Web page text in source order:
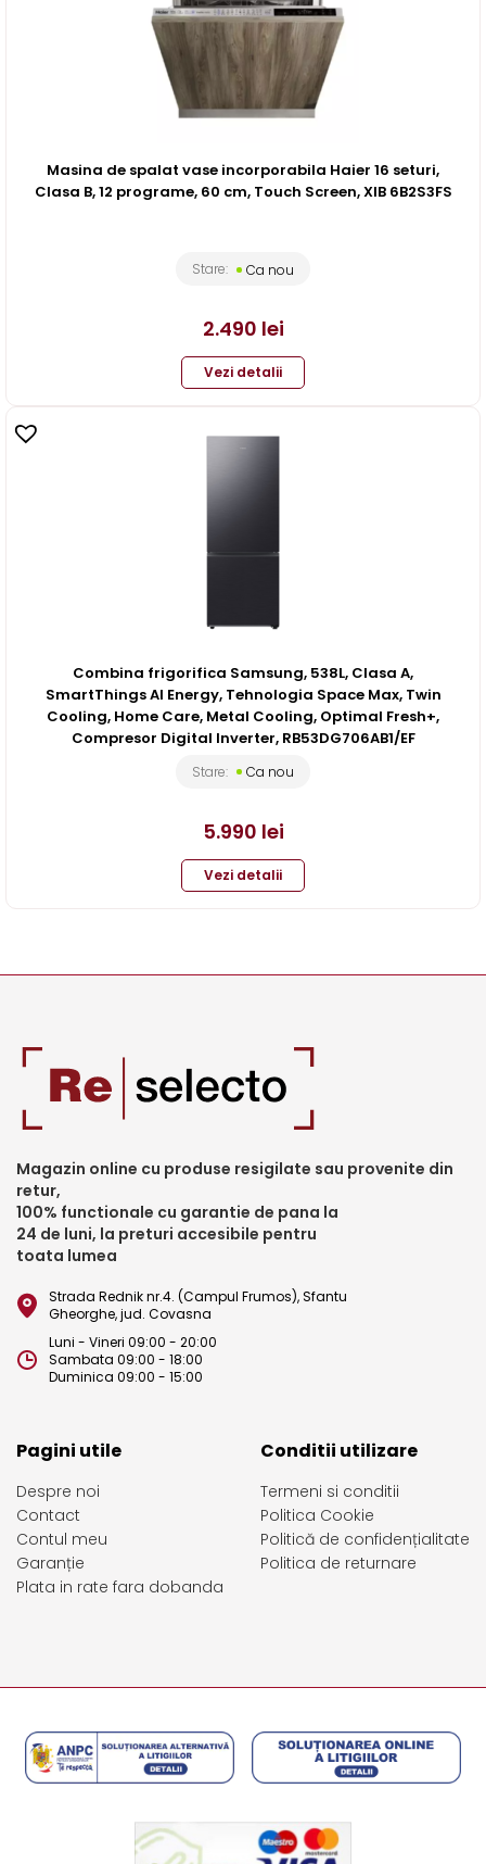
Masina de spalat vase incorporabila Haier 16 seturi,
Clasa B, 12 programe, 60 cm, Touch Screen, XIB 6B2S3FS
Stare: Ca nou
2.490 lei
Vezi detalii
Combina frigorifica Samsung, 538L, Clasa A,
SmartThings AI Energy, Tehnologia Space Max, Twin
Cooling, Home Care, Metal Cooling, Optimal Fresh+,
Compresor Digital Inverter, RB53DG706AB1/EF
Stare: Ca nou
5.990 lei
Vezi detalii
Magazin online cu produse resigilate sau provenite din
retur,
100% functionale cu garantie de pana la
24 de luni, la preturi accesibile pentru
toata lumea
Strada Rednik nr.4. (Campul Frumos), Sfantu
Gheorghe, jud. Covasna
Luni - Vineri 09:00 - 20:00
Sambata 09:00 - 18:00
Duminica 09:00 - 15:00
Pagini utile
Despre noi
Contact
Contul meu
Garanție
Plata in rate fara dobanda
Conditii utilizare
Termeni si conditii
Politica Cookie
Politică de confidențialitate
Politica de returnare